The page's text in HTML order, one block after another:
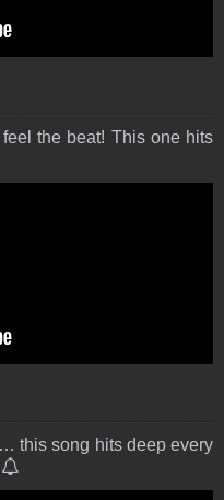
the beat! This one hits
this song hits deep every